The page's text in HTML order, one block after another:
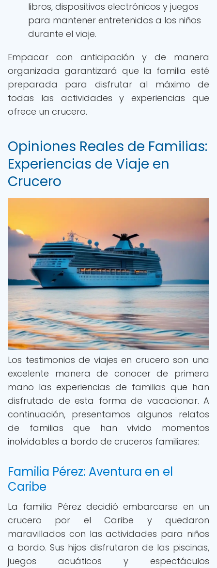
libros, dispositivos electrónicos y juegos
para mantener entretenidos a los niños
durante el viaje.
Empacar con anticipación y de manera
organizada garantizará que la familia esté
preparada para disfrutar al máximo de
todas las actividades y experiencias que
ofrece un crucero.
Opiniones Reales de Familias:
Experiencias de Viaje en
Crucero
Los testimonios de viajes en crucero son una
excelente manera de conocer de primera
mano las experiencias de familias que han
disfrutado de esta forma de vacacionar. A
continuación, presentamos algunos relatos
de familias que han vivido momentos
inolvidables a bordo de cruceros familiares:
Familia Pérez: Aventura en el
Caribe
La familia Pérez decidió embarcarse en un
crucero por el Caribe y quedaron
maravillados con las actividades para niños
a bordo. Sus hijos disfrutaron de las piscinas,
juegos acuáticos y espectáculos